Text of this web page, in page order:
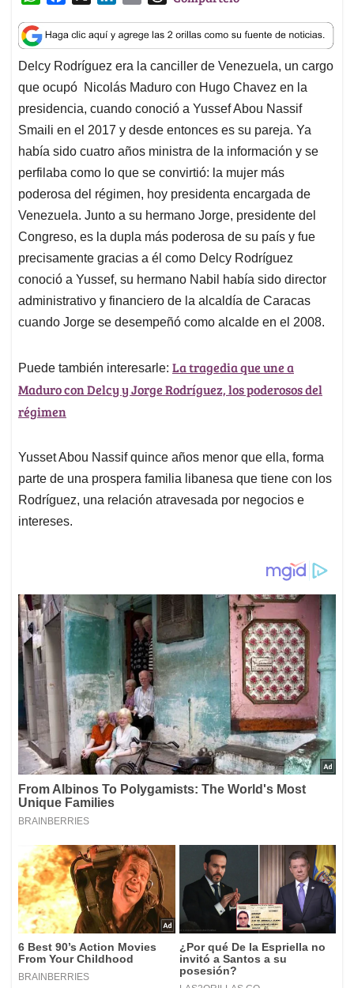
a
t
s
A
p
p
c
e
b
o
o
k
n
k
e
d
I
n
a
i
l
r
e
a
d
s
Delcy Rodríguez era la canciller de Venezuela, un cargo
que ocupó Nicolás Maduro con Hugo Chavez en la
presidencia, cuando conoció a Yussef Abou Nassif
Smaili en el 2017 y desde entonces es su pareja. Ya
había sido cuatro años ministra de la información y se
perfilaba como lo que se convirtió: la mujer más
poderosa del régimen, hoy presidenta encargada de
Venezuela. Junto a su hermano Jorge, presidente del
Congreso, es la dupla más poderosa de su país y fue
precisamente gracias a él como Delcy Rodríguez
conoció a Yussef, su hermano Nabil había sido director
administrativo y financiero de la alcaldía de Caracas
cuando Jorge se desempeñó como alcalde en el 2008.
Puede también interesarle: La tragedia que une a
Maduro con Delcy y Jorge Rodríguez, los poderosos del
régimen
Yusset Abou Nassif quince años menor que ella, forma
parte de una prospera familia libanesa que tiene con los
Rodríguez, una relación atravesada por negocios e
intereses.